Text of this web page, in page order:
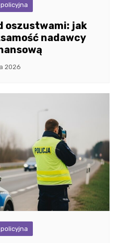
oszustwami: jak
nadawcy
2026